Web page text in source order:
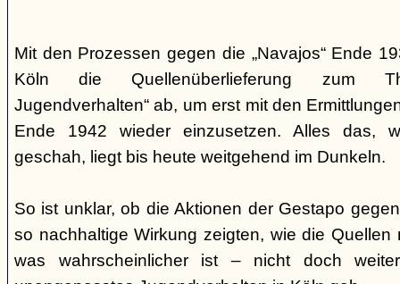
Mit den Prozessen gegen die „Navajos“ Ende
Köln die Quellenüberlieferung zum
Jugendverhalten“ ab, um erst mit den
Ende 1942 wieder einzusetzen. Alles das,
geschah, liegt bis heute weitgehend im Dunkeln.
So ist unklar, ob die Aktionen der Gestapo
so nachhaltige Wirkung zeigten, wie die
was wahrscheinlicher ist – nicht doch